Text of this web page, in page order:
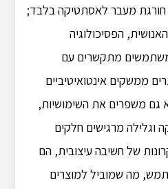
חורגת מעבר לאסתטיקה בלבד;
הפסיכולוגיה
משתמשים מתקשרים עם
ממשקים אינטואיטיביים
גם משפרים את השימושיות,
וגלילה מרגישים חלקים
של חשיבה עיצובית, הם
מה שמוביל למוצרים